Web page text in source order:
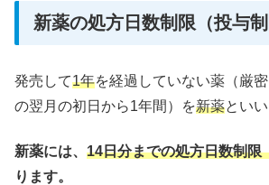
新薬の処方日数制限（投与制
発売して1年を経過していない薬（厳
の翌月の初日から1年間 ）を新薬といい
新薬には、 14日分までの処方日数制限
ります。